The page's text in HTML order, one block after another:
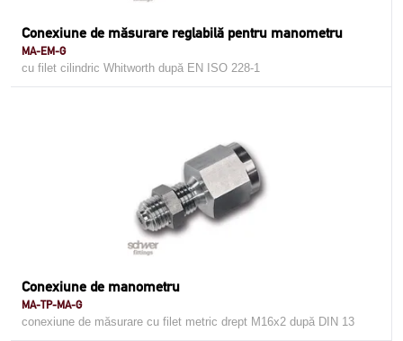
Conexiune de măsurare reglabilă pentru manometru
MA-EM-G
cu filet cilindric Whitworth după EN ISO 228-1
Conexiune de manometru
MA-TP-MA-G
conexiune de măsurare cu filet metric drept M16x2 după DIN 13